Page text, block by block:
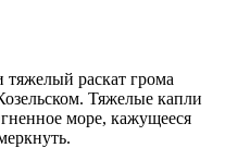
тяжелый раскат грома
Тяжелые капли
море, кажущееся